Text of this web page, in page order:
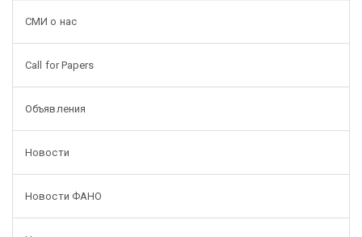
СМИ о нас
Call for Papers
Объявления
Новости
Новости ФАНО